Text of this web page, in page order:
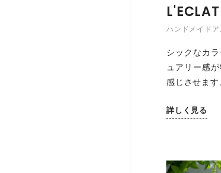
L'ECLAT
ハンドメイドア
シックなカ
ュアリー感
感じさせます
詳しく見る